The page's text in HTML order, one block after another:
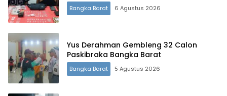
Bangka Barat 6 Agustus 2026
Yus Derahman Gembleng 32 Calon
Paskibraka Bangka Barat
Bangka Barat 5 Agustus 2026